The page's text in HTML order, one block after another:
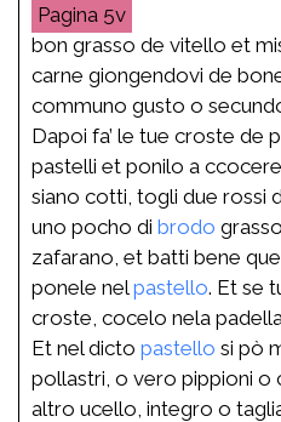
5v
bon grasso de vitello et
carne giongendovi de
communo gusto o
Dapoi fa’ le tue croste de
pastelli et ponilo a
siano cotti, togli due rossi
uno pocho di brodo
zafarano, et batti bene
ponele nelpastello. Et se
croste, cocelo nela
Et nel dicto pastello si pò
pollastri, o vero pippioni o
altro ucello, integro o